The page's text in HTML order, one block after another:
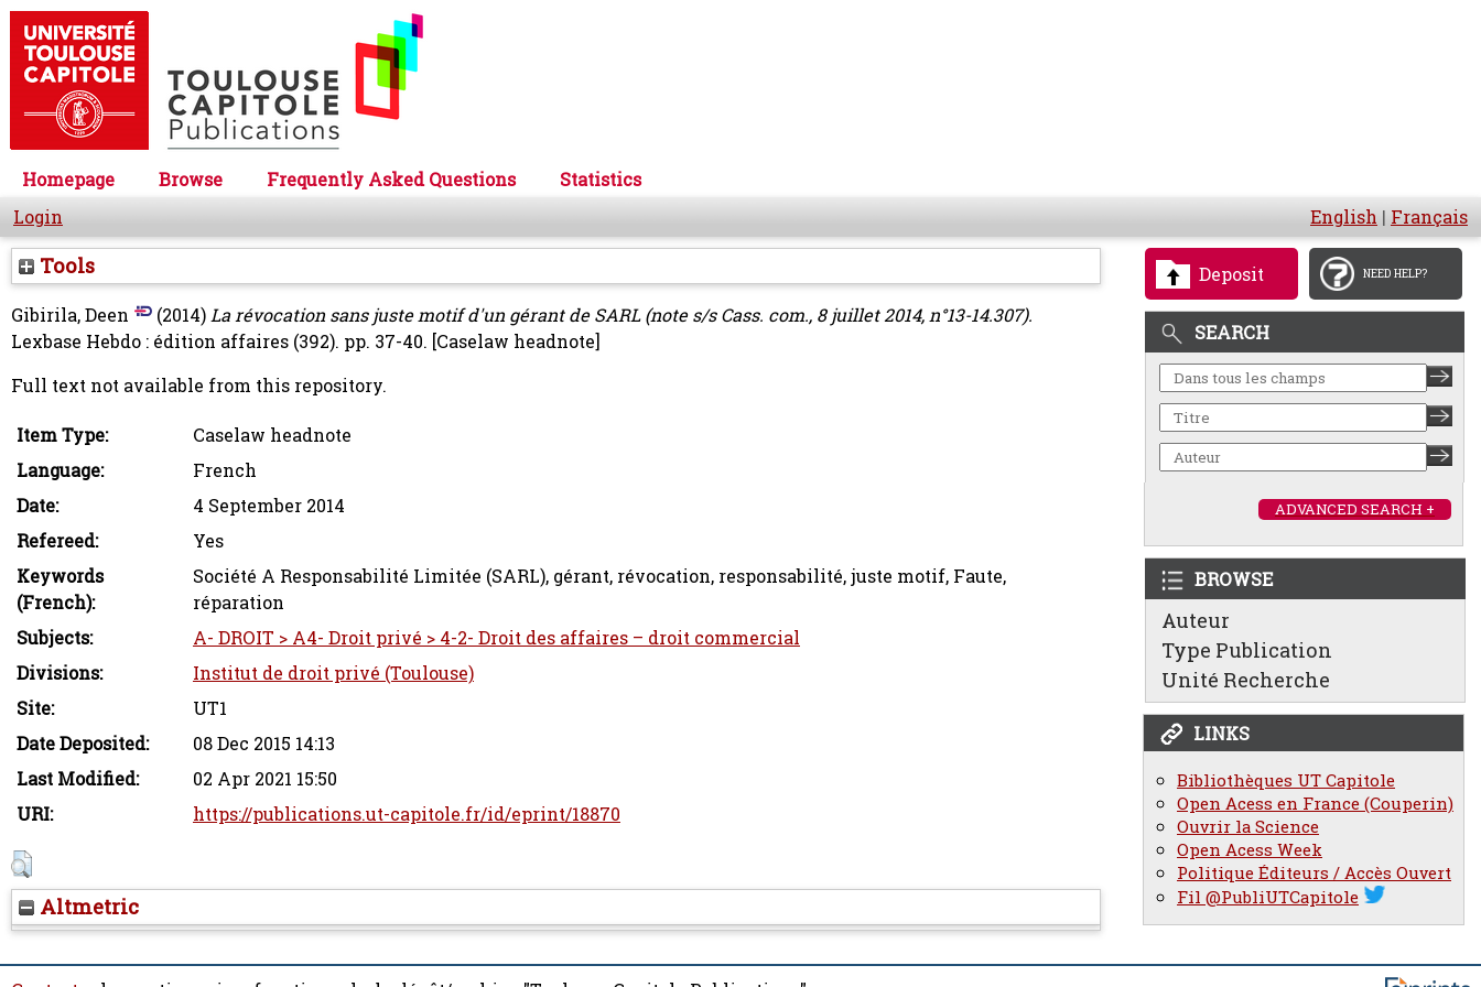
Homepage Browse Frequently Asked Questions
Statistics
Login
English | Français
Deposit NEED HELP?
SEARCH
ADVANCED SEARCH +
BROWSE
Auteur
Type Publication
Unité Recherche
LINKS
Bibliothèques UT Capitole
Open Acess en France (Couperin)
Ouvrir la Science
Open Acess Week
Politique Éditeurs / Accès Ouvert
Fil @PubliUTCapitole
Tools
Gibirila, Deen (2014)La révocation sans juste motif d'un gérant de SARL (note s/s Cass. com., 8 juillet 2014, n°13-14.307).
Lexbase Hebdo : édition affaires (392). pp. 37-40. [Caselaw headnote]
Full text not available from this repository.
Item Type:
Caselaw headnote
Language:
French
Date:
4 September 2014
Refereed:
Yes
Keywords
(French):
Société A Responsabilité Limitée (SARL), gérant, révocation, responsabilité, juste motif, Faute,
réparation
Subjects:
A- DROIT > A4- Droit privé > 4-2- Droit des affaires – droit commercial
Divisions:
Institut de droit privé (Toulouse)
Site:
UT1
Date Deposited:
08 Dec 2015 14:13
Last Modified:
02 Apr 2021 15:50
URI:
https://publications.ut-capitole.fr/id/eprint/18870
Altmetric